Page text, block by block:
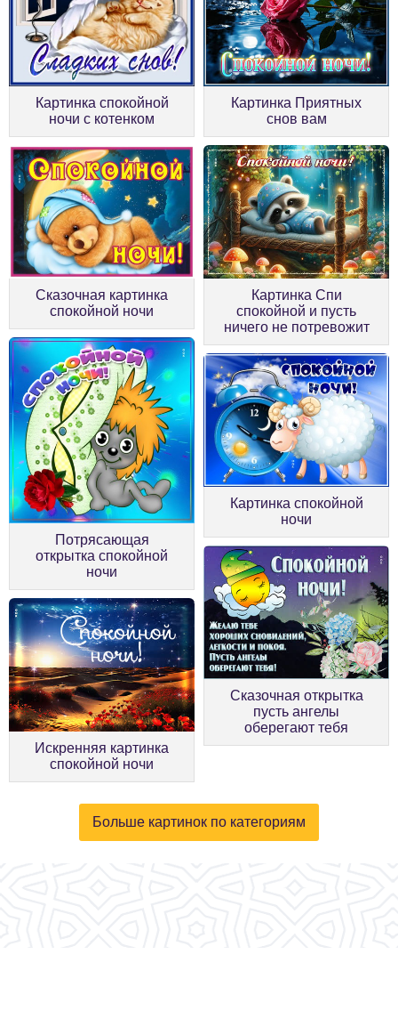
Картинка спокойной
ночи с котенком
Картинка Приятных
снов вам
Сказочная картинка
спокойной ночи
Картинка Спи
спокойной и пусть
ничего не потревожит
Потрясающая
открытка спокойной
ночи
Картинка спокойной
ночи
Искренняя картинка
спокойной ночи
Сказочная открытка
пусть ангелы
оберегают тебя
Больше картинок по категориям